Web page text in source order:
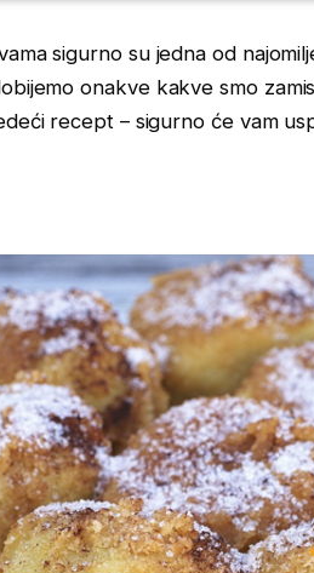
sigurno su jedna od
onakve kakve smo
recept – sigurno će vam